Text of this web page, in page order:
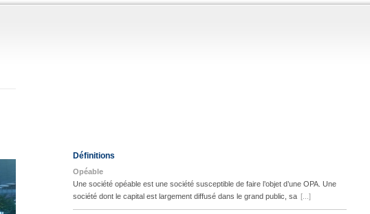
Définitions
Opéable
Une société opéable est une société susceptible de faire l’objet d’une OPA. Une
société dont le capital est largement diffusé dans le grand public, sa [...]